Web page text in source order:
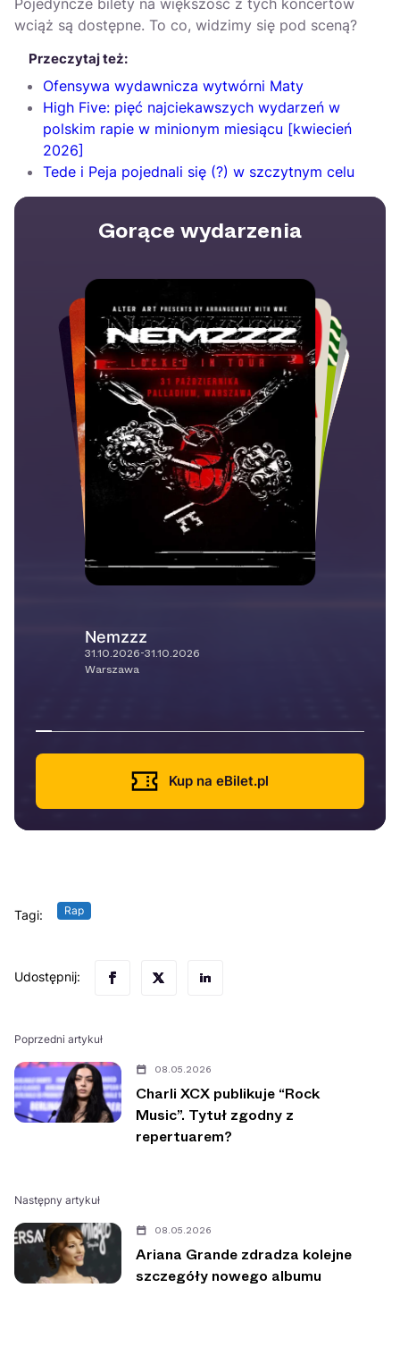
Pojedyncze bilety na większość z tych koncertów
wciąż są dostępne. To co, widzimy się pod sceną?
Przeczytaj też:
Ofensywa wydawnicza wytwórni Maty
High Five: pięć najciekawszych wydarzeń w
polskim rapie w minionym miesiącu [kwiecień
2026]
Tede i Peja pojednali się (?) w szczytnym celu
Gorące wydarzenia
Nemzzz
31.10.2026-31.10.2026
Warszawa
Kup na eBilet.pl
Tagi: Rap
Udostępnij:
Poprzedni artykuł
08.05.2026
Charli XCX publikuje “Rock
Music”. Tytuł zgodny z
repertuarem?
Następny artykuł
08.05.2026
Ariana Grande zdradza kolejne
szczegóły nowego albumu